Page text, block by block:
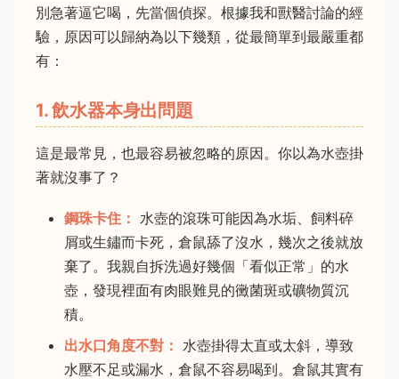
別急著逼它喝，先當個偵探。根據我和獸醫討論的經
驗，原因可以歸納為以下幾類，從最簡單到最嚴重都
有：
1. 飲水器本身出問題
這是最常見，也最容易被忽略的原因。你以為水壺掛
著就沒事了？
鋼珠卡住： 水壺的滾珠可能因為水垢、飼料碎
屑或生鏽而卡死，倉鼠舔了沒水，幾次之後就放
棄了。我親自拆洗過好幾個「看似正常」的水
壺，發現裡面有肉眼難見的黴菌斑或礦物質沉
積。
出水口角度不對： 水壺掛得太直或太斜，導致
水壓不足或漏水，倉鼠不容易喝到。倉鼠其實有